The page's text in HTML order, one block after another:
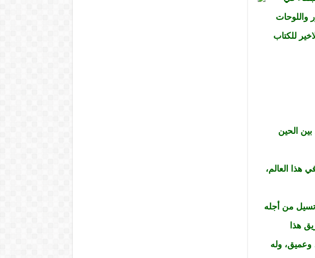
واللوحات
للكتاب
الحين
هذا العالم،
تسيل من أجله
هذا
وعميق، وله